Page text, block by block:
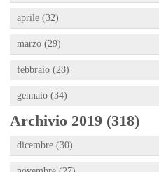
aprile (32)
marzo (29)
febbraio (28)
gennaio (34)
Archivio 2019 (318)
dicembre (30)